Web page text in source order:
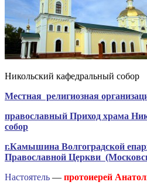
Никольский кафедральный собор
Местная религиозная
православный Приход храма
собор
г.Камышина Волгоградской
Православной Церкви
Настоятель — протоиерей